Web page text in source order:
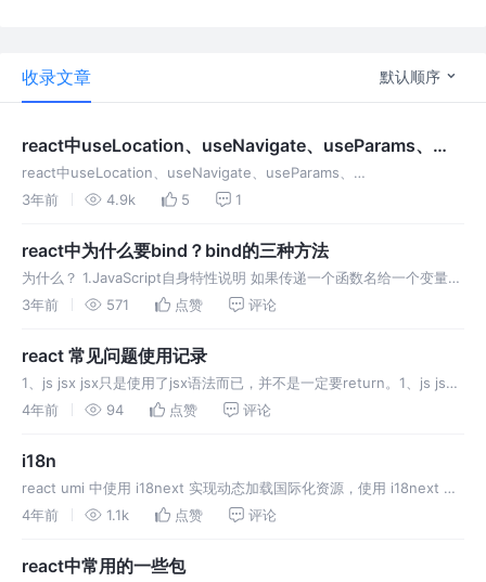
收录文章 默认顺序
react中useLocation、useNavigate、useParams、
useSearchParams的使用
react中useLocation、useNavigate、useParams、
useSearchParams的使用 1、假设现在有一个注册页面，从注册页面需
3年前 4.9k 5 1
react中为什么要bind？bind的三种方法
为什么？ 1.JavaScript自身特性说明 如果传递一个函数名给一个变量，
之后通过函数名()的方式进行调用，在方法内部如果使用this则this的指
3年前 571 点赞 评论
react 常见问题使用记录
1、js jsx jsx只是使用了jsx语法而已，并不是一定要return。1、js jsx
jsx只是使用了jsx语法而已，并不是一定要return。
4年前 94 点赞 评论
i18n
react umi 中使用 i18next 实现动态加载国际化资源，使用 i18next 实
现动态加载国际化资源
4年前 1.1k 点赞 评论
react中常用的一些包